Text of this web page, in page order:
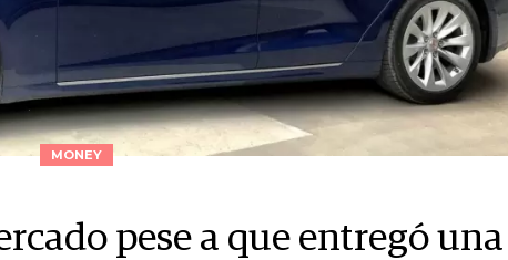
MONEY
pese a que entregó una